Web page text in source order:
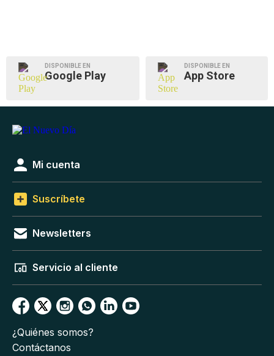
DISPONIBLE EN
Google Play
DISPONIBLE EN
App Store
Mi cuenta
Suscríbete
Newsletters
Servicio al cliente
¿Quiénes somos?
Contáctanos